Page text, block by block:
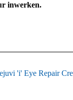
inwerken.